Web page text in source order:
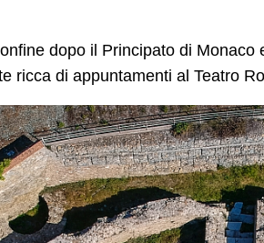
dopo il Principato di Monaco
ricca di appuntamenti al Teatro